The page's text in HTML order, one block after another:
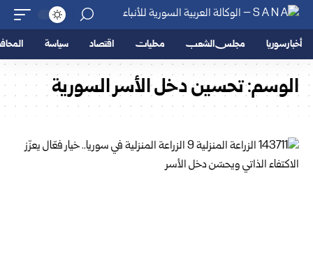
أخبار سوريا مجلس الشعب محليات اقتصاد سياسة
الوسم:تحسين دخل الأسر السورية